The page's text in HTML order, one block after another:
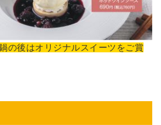
の後はオリジナルスイーツをご賞